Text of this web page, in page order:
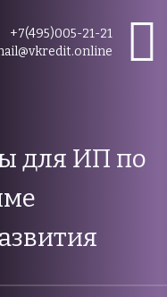
+7(495)005-21-21
для ИП по